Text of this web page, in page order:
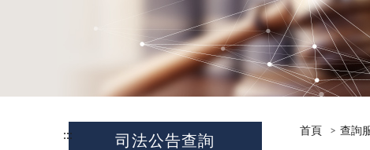
::: 司法公告查詢
首頁 查詢